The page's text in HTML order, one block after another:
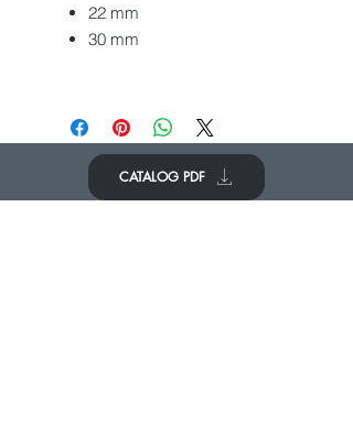
22 mm
30 mm
CATALOG PDF